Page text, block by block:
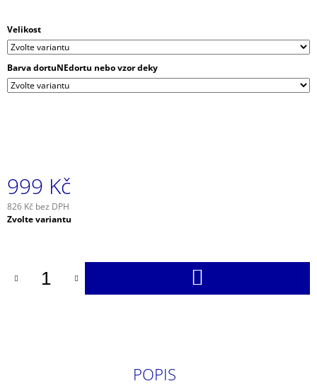
Velikost
Barva dortuNEdortu nebo vzor deky
999 Kč
826 Kč bez DPH
Měrná
Zvolte variantu
POPIS
MINI
PLENKOVÝ
DORT
SE
SLONEM